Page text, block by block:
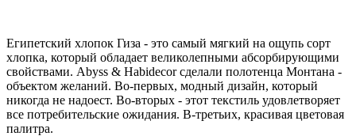
Египетский хлопок Гиза - это самый мягкий на ощупь сорт
хлопка, который обладает великолепными абсорбирующими
свойствами. Abyss & Habidecor сделали полотенца Монтана -
объектом желаний. Во-первых, модный дизайн, который
никогда не надоест. Во-вторых - этот текстиль удовлетворяет
все потребительские ожидания. В-третьих, красивая цветовая
палитра.